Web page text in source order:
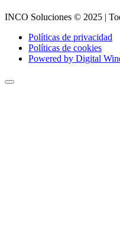
INCO Soluciones © 2025 |
Políticas de privacidad
Políticas de cookies
Powered by Digital